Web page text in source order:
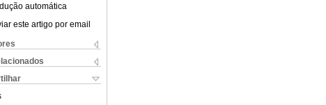
automática
este artigo por email